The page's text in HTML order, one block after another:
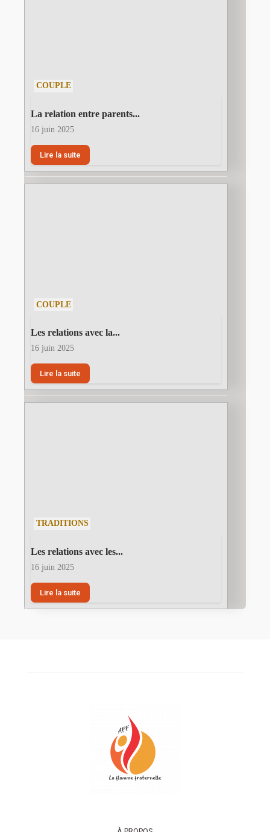
COUPLE
La relation entre parents...
16 juin 2025
Lire la suite
COUPLE
Les relations avec la...
16 juin 2025
Lire la suite
TRADITIONS
Les relations avec les...
16 juin 2025
Lire la suite